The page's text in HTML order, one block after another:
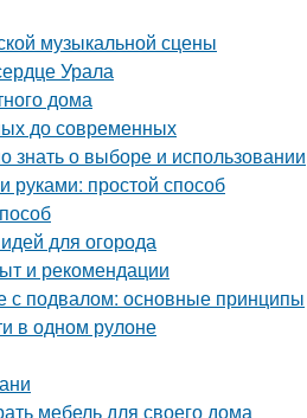
музыкальной сцены
Урала
дома
до современных
знать о выборе и использовании
руками: простой способ
для огорода
и рекомендации
с подвалом: основные принципы
в одном рулоне
мебель для своего дома